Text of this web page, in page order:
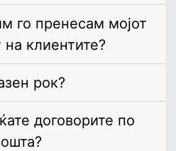
го пренесам мојот
на клиентите?
рок?
договорите по